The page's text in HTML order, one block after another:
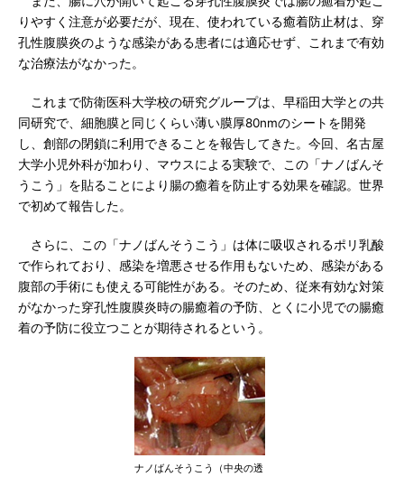
りやすく注意が必要だが、現在、使われている癒着防止材は、穿
孔性腹膜炎のような感染がある患者には適応せず、これまで有効
な治療法がなかった。
これまで防衛医科大学校の研究グループは、早稲田大学との共
同研究で、細胞膜と同じくらい薄い膜厚80nmのシートを開発
し、創部の閉鎖に利用できることを報告してきた。今回、名古屋
大学小児外科が加わり、マウスによる実験で、この「ナノばんそ
うこう」を貼ることにより腸の癒着を防止する効果を確認。世界
で初めて報告した。
さらに、この「ナノばんそうこう」は体に吸収されるポリ乳酸
で作られており、感染を増悪させる作用もないため、感染がある
腹部の手術にも使える可能性がある。そのため、従来有効な対策
がなかった穿孔性腹膜炎時の腸癒着の予防、とくに小児での腸癒
着の予防に役立つことが期待されるという。
ナノばんそうこう（中央の透